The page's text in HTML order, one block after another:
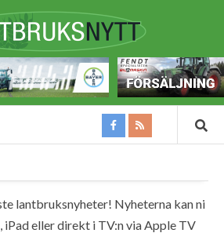
lantbruksnyheter! Nyheterna kan ni
iPad eller direkt i TV:n via Apple TV